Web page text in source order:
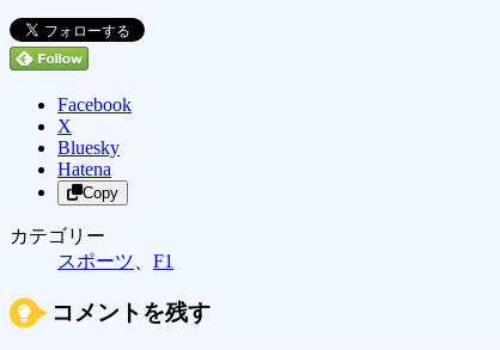
Facebook
X
Bluesky
Hatena
Copy
カテゴリー
スポーツ
F1
コメントを残す